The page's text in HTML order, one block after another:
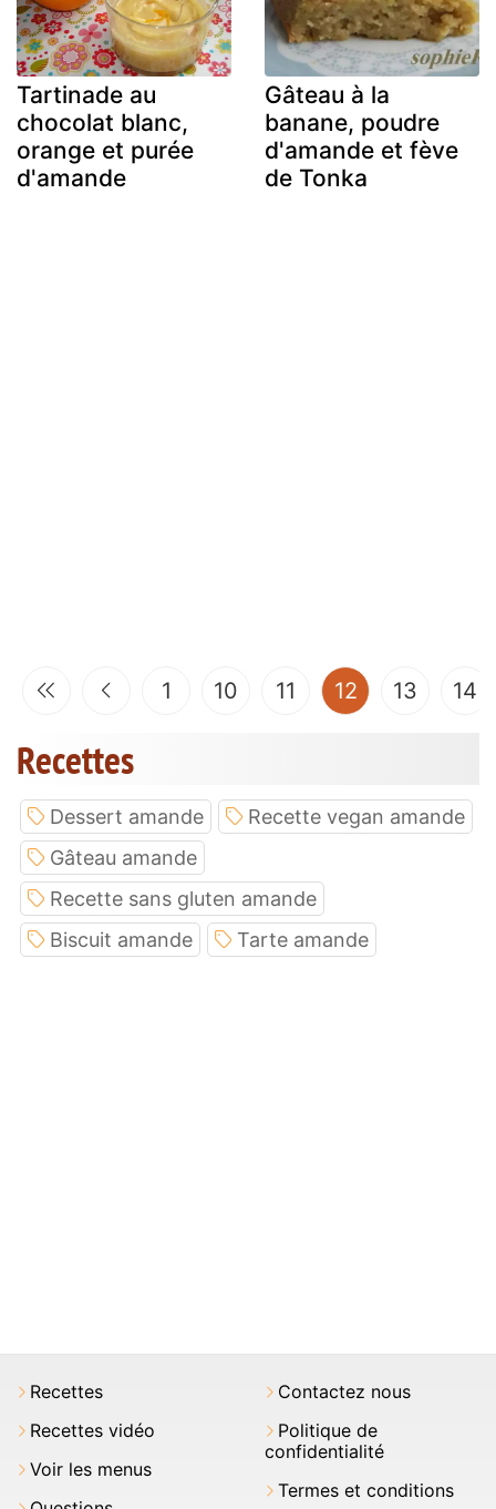
Tartinade au
chocolat blanc,
orange et purée
d'amande
Gâteau à la
banane, poudre
d'amande et fève
de Tonka
1 10 11 12(current)
13 14
Recettes
Dessert amande
Recette vegan amande
Gâteau amande
Recette sans gluten amande
Biscuit amande
Tarte amande
Recettes
Recettes vidéo
Voir les menus
Contactez nous
Politique de
confidentialité
Termes et conditions